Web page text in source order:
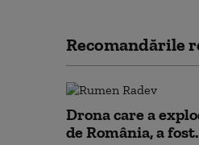
Recomandările
Drona care a
de România, a